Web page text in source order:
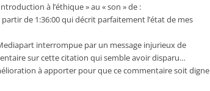
à l’éthique » au « son » de :
partir de 1:36:00 qui décrit parfaitement l’état de mes
interrompue par un message injurieux de
sur cette citation qui semble avoir disparu…
à apporter pour que ce commentaire soit digne